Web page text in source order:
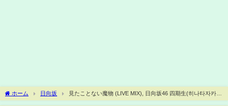
ホーム 日向坂
見たことない魔物 (LIVE MIX), 日向坂46 四期生(히나타자카46
4기생 / HINATAZAKA46 4th)